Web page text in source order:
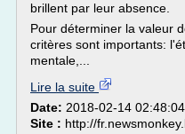
brillent par leur absence.
Pour déterminer la valeur
critères sont importants:
mentale,...
Lire la suite
Date: 2018-02-14 02:48:04
Site : http://